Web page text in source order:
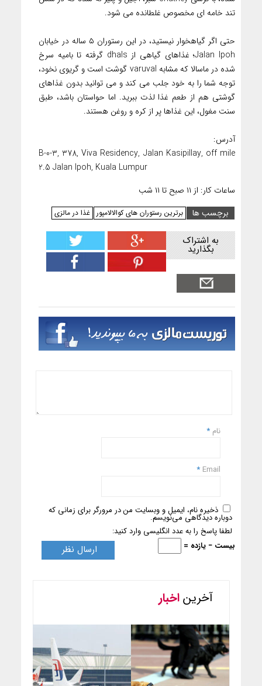
تند خامه ای مخصوص غلطانده می شود.
حتی اگر گیاهخوار نیستید، در این رستوران ۵ ساله در خیابان
Jalan Ipoh؛ غذاهای گیاهی از dhals گرفته تا بامیه سرخ
شده در ماسالا که مشابه varuval گوشت است و گریوی نخود،
توجه شما را به خود جلب می کند و می توانید بدون غذاهای
گوشتی هم از طعم غذا لذت ببرید. اما حواستان باشد، طبق
سنت مغول، این غذاها پر از کره و روغن هستند.
آدرس:
B-0-3, 378, Viva Residency, Jalan Kasipillay, off mile
2.5 Jalan Ipoh, Kuala Lumpur
ساعات کار: از ۱۱ صبح تا ۱۱ شب
برچسب ها
برترین رستوران های کوالالامپور غذا در مالزی
به اشتراک
بگذارید
نام *
Email
*
ذخیره نام، ایمیل و وبسایت من در مرورگر برای زمانی که
دوباره دیدگاهی می‌نویسم.
لطفا پاسخ را به عدد انگلیسی وارد کنید:
بیست − یازده =
آخریناخبار